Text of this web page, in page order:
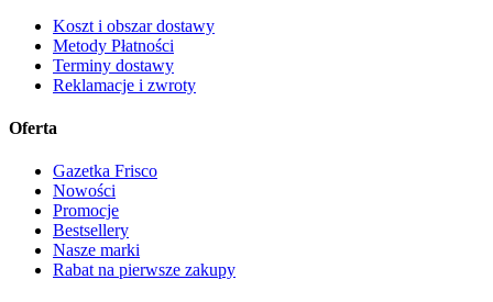
Koszt i obszar dostawy
Metody Płatności
Terminy dostawy
Reklamacje i zwroty
Oferta
Gazetka Frisco
Nowości
Promocje
Bestsellery
Nasze marki
Rabat na pierwsze zakupy